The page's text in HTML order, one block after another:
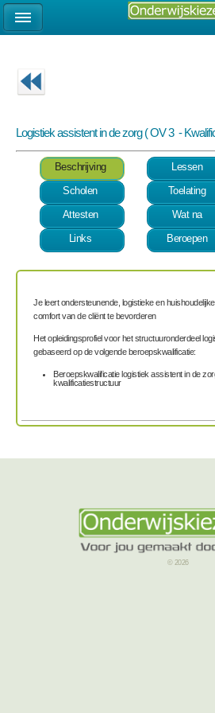
Logistiek assistent in de zorg ( OV 3 -
Beschrijving
Lessen
Scholen
Toelating
Attesten
Wat na
Links
Beroepen
Je leert ondersteunende, logistieke en
comfort van de cliënt te bevorderen
Het opleidingsprofiel voor het structuuronderdeel
gebaseerd op de volgende beroepskwalificatie:
Beroepskwalificatie logistiek assistent in de
kwalificatiestructuur
© 2026